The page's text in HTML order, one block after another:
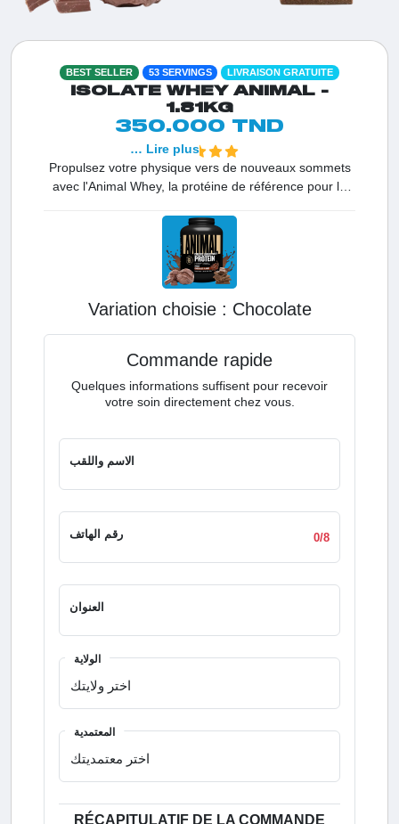
BEST SELLER 53 SERVINGS LIVRAISON GRATUITE
ISOLATE WHEY ANIMAL -
1.81KG
350.000 TND
Propulsez votre physique vers de nouveaux sommets
avec l'Animal Whey, la protéine de référence pour la
délivre 25 g de protéines de haute valeur biologique,
conçues pour répondre aux besoins des bodybuilders
et des sportifs de haut niveau. C'est le premier choix
pour obtenir des résultats rapides tout en garantissant
une absorption optimale et une vitalité musculaire
renforcée.
… Lire plus
Variation choisie : chocolate
Commande rapide
Quelques informations suffisent pour recevoir
votre soin directement chez vous.
الاسم واللقب
رقم الهاتف 0/8
العنوان
الولاية
المعتمدية
RÉCAPITULATIF DE LA COMMANDE